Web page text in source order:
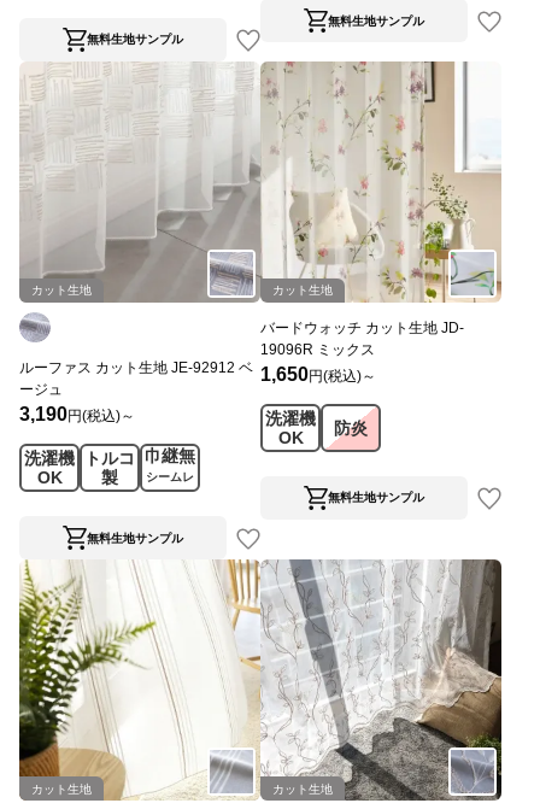
無料生地サンプル
無料生地サンプル
カット生地
ルーファス カット生地 JE-92912 ベ
ージュ
3,190円(税込)～
洗濯機
OK
トルコ
製
巾継無
シームレ
ス
無料生地サンプル
カット生地
バードウォッチ カット生地 JD-
19096R ミックス
1,650円(税込)～
洗濯機
OK
防炎
無料生地サンプル
カット生地 カット生地